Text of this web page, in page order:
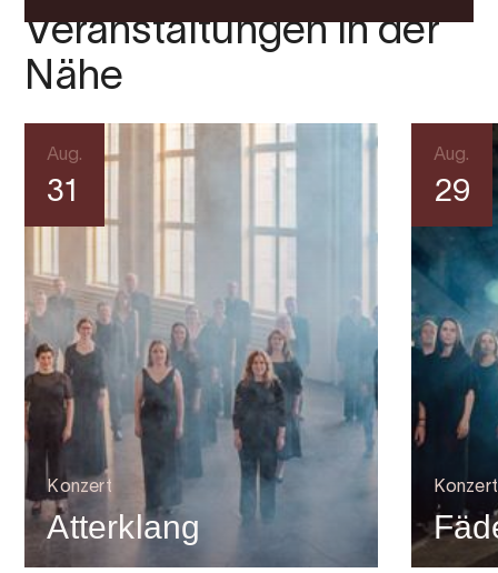
Veranstaltungen in der
Nähe
Aug.
31
Konzert
Atterklang
Aug.
29
Konzert